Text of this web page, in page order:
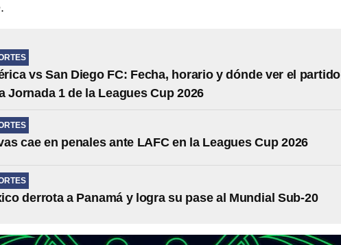
vs San Diego FC: Fecha, horario y dónde ver el partido
Jornada 1 de la Leagues Cup 2026
cae en penales ante LAFC en la Leagues Cup 2026
derrota a Panamá y logra su pase al Mundial Sub-20